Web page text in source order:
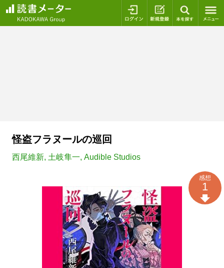
ログイン 新規登録
怪盗フラヌールの巡回
西尾維新, 土岐隼一, Audible Studios
感想
1